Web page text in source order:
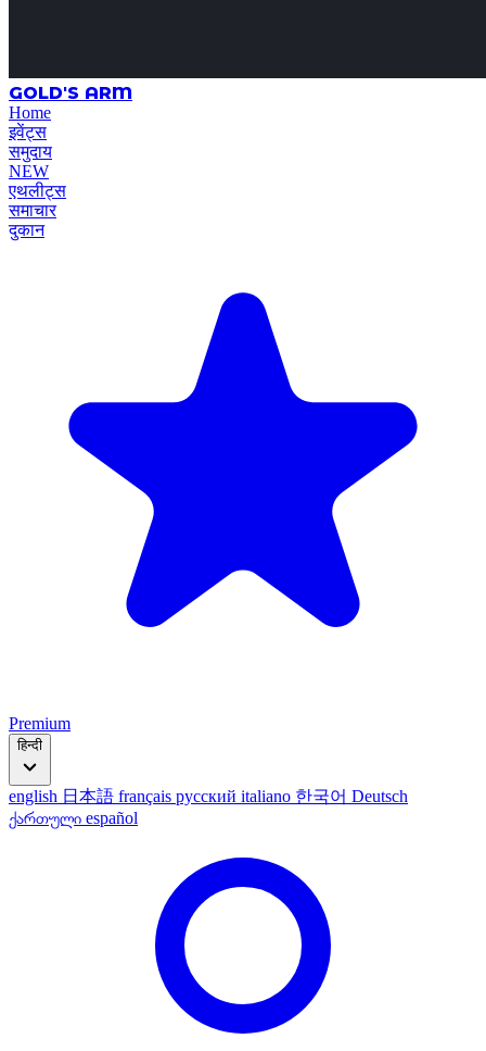
GOLD'S ARM
Home
इवेंट्स
समुदाय
NEW
एथलीट्स
समाचार
दुकान
Premium
हिन्दी
english 日本語 français русский italiano 한국어 Deutsch
ქართული español